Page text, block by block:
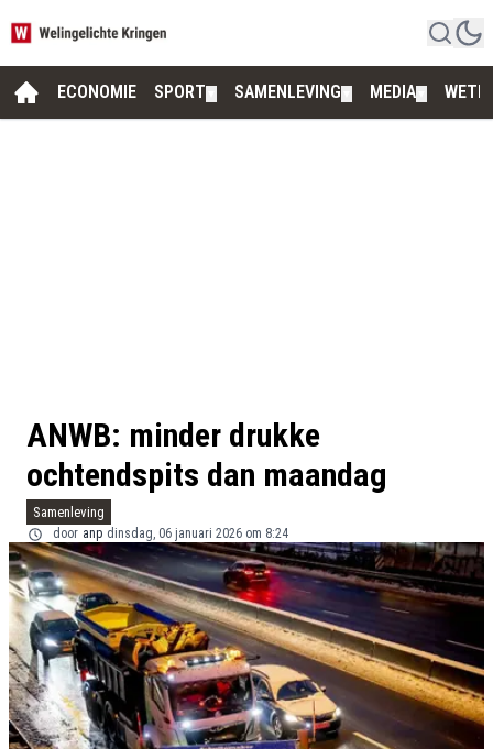
ECONOMIE SPORT SAMENLEVING MEDIA
ANWB: minder drukke
ochtendspits dan maandag
Samenleving
door anp dinsdag, 06 januari 2026 om 8:24